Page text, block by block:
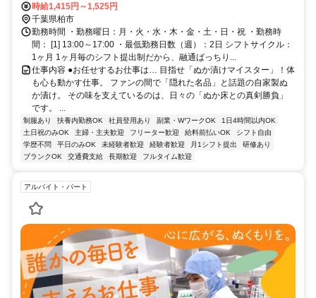
時給1,415円～1,525円
千葉県柏市
勤務時間 ・勤務曜日：月・火・水・木・金・土・日・祝 ・勤務時
間： [1] 13:00～17:00 ・最低勤務日数（週）：2日 シフトサイクル：
1ヶ月 1ヶ月毎のシフト提出制だから、融通ばっちり...
仕事内容 ●お任せするお仕事は… 目指せ「ぬか漬けマイスター」！体
も心も動かす仕事。 ファンの間で「隠れた名品」と話題の自家製ぬ
か漬け。 その味を支えているのは、日々の「ぬか床との真剣勝負」
です。 ...
制服あり 扶養内勤務OK 社員登用あり 副業・WワークOK
1日4時間以内OK
土日祝のみOK
主婦・主夫歓迎 フリーター歓迎 給料前払いOK
シフト自由
学歴不問
平日のみOK 未経験者歓迎 経験者歓迎 月1シフト提出
研修あり
ブランクOK
交通費支給 長期歓迎 フルタイム歓迎
アルバイト・パート